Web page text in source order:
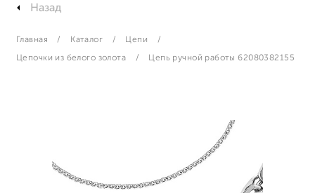
Назад
Главная Каталог Цепи
Цепочки из белого золота Цепь ручной работы 62080382155